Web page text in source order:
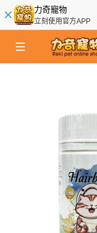
力奇寵物
立刻使用官方APP